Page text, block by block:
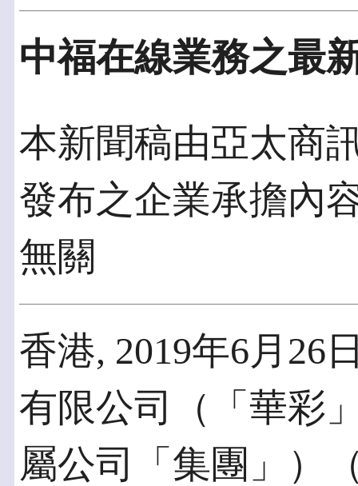
中福在線業務之最
本新聞稿由亞太商
發布之企業承擔內
無關
香港, 2019年6月26
有限公司（「華彩
屬公司「集團」）